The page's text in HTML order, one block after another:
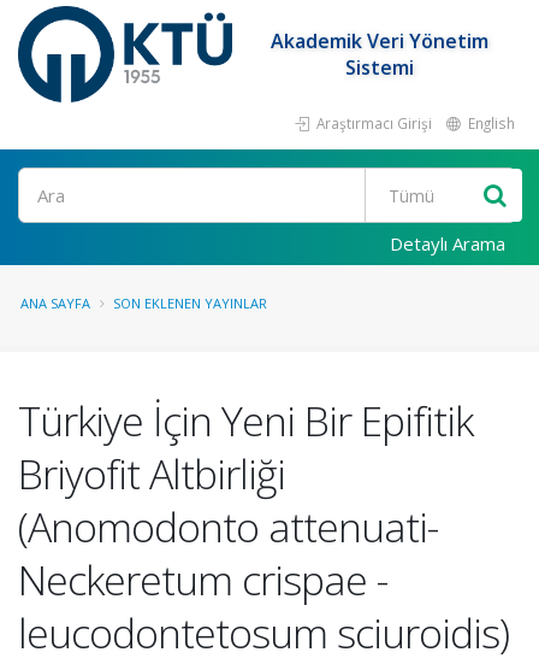
Akademik Veri Yönetim
Sistemi
Araştırmacı Girişi English
Ara
Detaylı Arama
ANA SAYFA SON EKLENEN YAYINLAR
Türkiye İçin Yeni Bir Epifitik
Briyofit Altbirliği
(Anomodonto attenuati-
Neckeretum crispae -
leucodontetosum sciuroidis)